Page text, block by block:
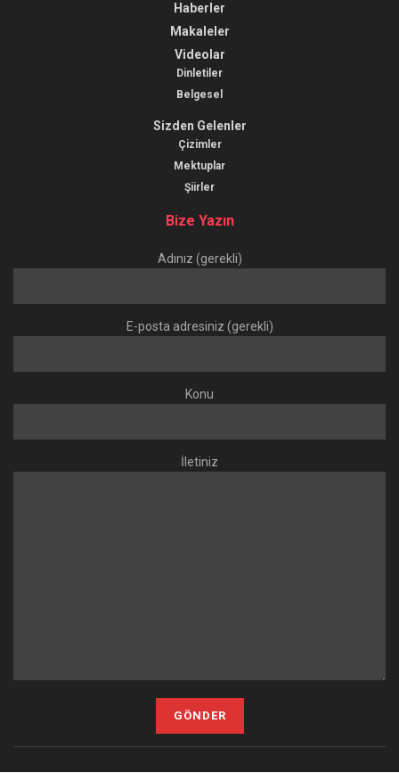
Haberler
Makaleler
Videolar
Dinletiler
Belgesel
Sizden Gelenler
Çizimler
Mektuplar
Şiirler
Bize Yazın
Adınız (gerekli)
E-posta adresiniz (gerekli)
Konu
İletiniz